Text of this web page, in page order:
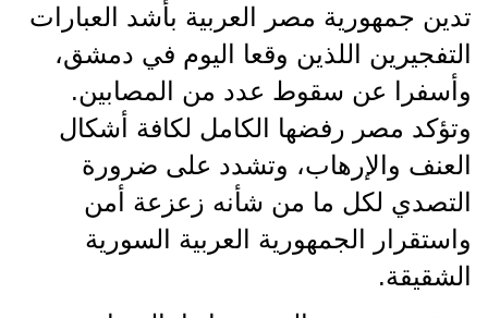
k p m n
تدين جمهورية مصر العربية بأشد العبارات
التفجيرين اللذين وقعا اليوم في دمشق،
وأسفرا عن سقوط عدد من المصابين.
وتؤكد مصر رفضها الكامل لكافة أشكال
العنف والإرهاب، وتشدد على ضرورة
التصدي لكل ما من شأنه زعزعة أمن
واستقرار الجمهورية العربية السورية
الشقيقة.